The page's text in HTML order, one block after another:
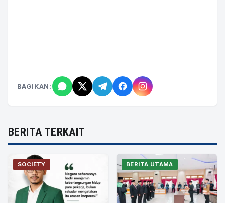
BAGIKAN:
BERITA TERKAIT
SOCIETY BERITA UTAMA